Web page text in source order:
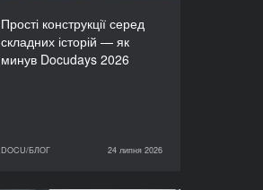
Прості конструкції серед
складних історій — як
минув Docudays 2026
DOCU/БЛОГ 24 липня 2026
DOCU/БЛОГ
24 липня 2026